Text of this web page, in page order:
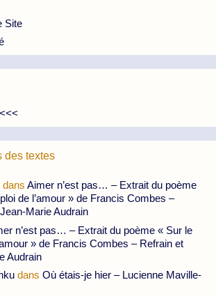
Site
des textes
dans Aimer n’est pas… – Extrait du poème
de l’amour » de Francis Combes –
Marie Audrain
n’est pas… – Extrait du poème « Sur le
» de Francis Combes – Refrain et
Audrain
dans Où étais-je hier – Lucienne Maville-